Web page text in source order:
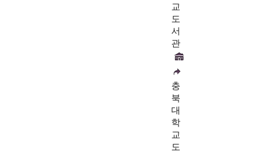
교
도
서
관
충
북
대
학
교
도